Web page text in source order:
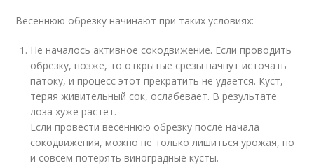
Весеннюю обрезку начинают при таких условиях:
Не началось активное сокодвижение. Если проводить
обрезку, позже, то открытые срезы начнут источать
патоку, и процесс этот прекратить не удается. Куст,
теряя живительный сок, ослабевает. В результате
лоза хуже растет.
Если провести весеннюю обрезку после начала
сокодвижения, можно не только лишиться урожая, но
и совсем потерять виноградные кусты.